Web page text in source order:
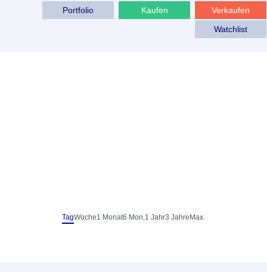
Verkaufen
Kaufen
Portfolio
Watchlist
TagWoche1 Monat6 Mon.1 Jahr3 Jahre Max.